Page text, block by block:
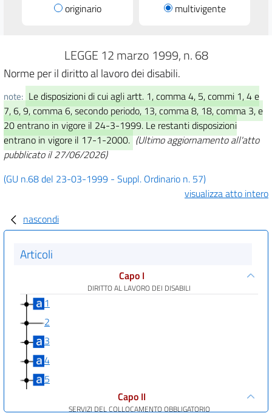
originario multivigente
LEGGE 12 marzo 1999, n. 68
Norme per il diritto al lavoro dei disabili.
note: Le disposizioni di cui agli artt. 1, comma 4, 5, commi 1, 4 e
7, 6, 9, comma 6, secondo periodo, 13, comma 8, 18, comma 3, e
20 entrano in vigore il 24-3-1999. Le restanti disposizioni
entrano in vigore il 17-1-2000. (Ultimo aggiornamento all'atto
pubblicato il 27/06/2026)
(GU n.68 del 23-03-1999 - Suppl. Ordinario n. 57)
visualizza atto intero
nascondi
Articoli
Capo I
DIRITTO AL LAVORO DEI DISABILI
1
2
3
4
5
Capo II
SERVIZI DEL COLLOCAMENTO OBBLIGATORIO